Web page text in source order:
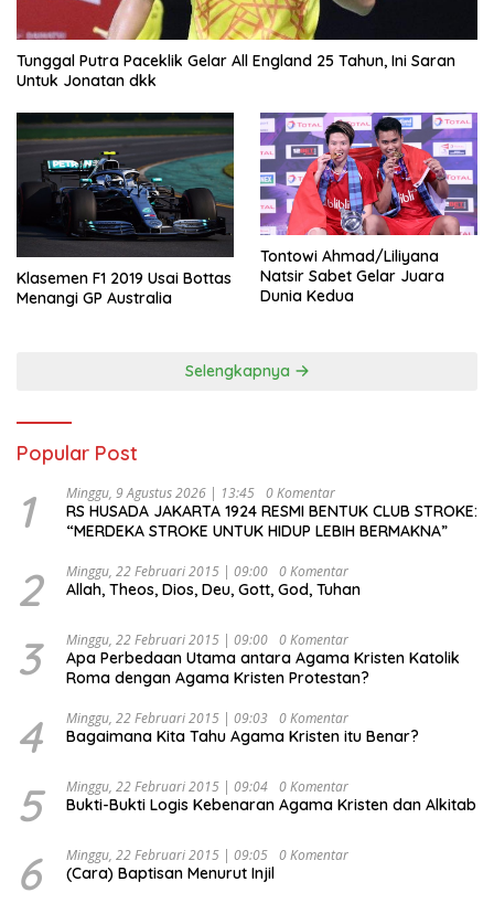
Tunggal Putra Paceklik Gelar All England 25 Tahun, Ini Saran
Untuk Jonatan dkk
Klasemen F1 2019 Usai Bottas
Menangi GP Australia
Tontowi Ahmad/Liliyana
Natsir Sabet Gelar Juara
Dunia Kedua
Selengkapnya
Popular Post
1 Minggu, 9 Agustus 2026 | 13:45 0 Komentar
RS HUSADA JAKARTA 1924 RESMI BENTUK CLUB STROKE:
“MERDEKA STROKE UNTUK HIDUP LEBIH BERMAKNA”
2 Minggu, 22 Februari 2015 | 09:00 0 Komentar
Allah, Theos, Dios, Deu, Gott, God, Tuhan
3 Minggu, 22 Februari 2015 | 09:00 0 Komentar
Apa Perbedaan Utama antara Agama Kristen Katolik
Roma dengan Agama Kristen Protestan?
4 Minggu, 22 Februari 2015 | 09:03 0 Komentar
Bagaimana Kita Tahu Agama Kristen itu Benar?
5 Minggu, 22 Februari 2015 | 09:04 0 Komentar
Bukti-Bukti Logis Kebenaran Agama Kristen dan Alkitab
6 Minggu, 22 Februari 2015 | 09:05 0 Komentar
(Cara) Baptisan Menurut Injil